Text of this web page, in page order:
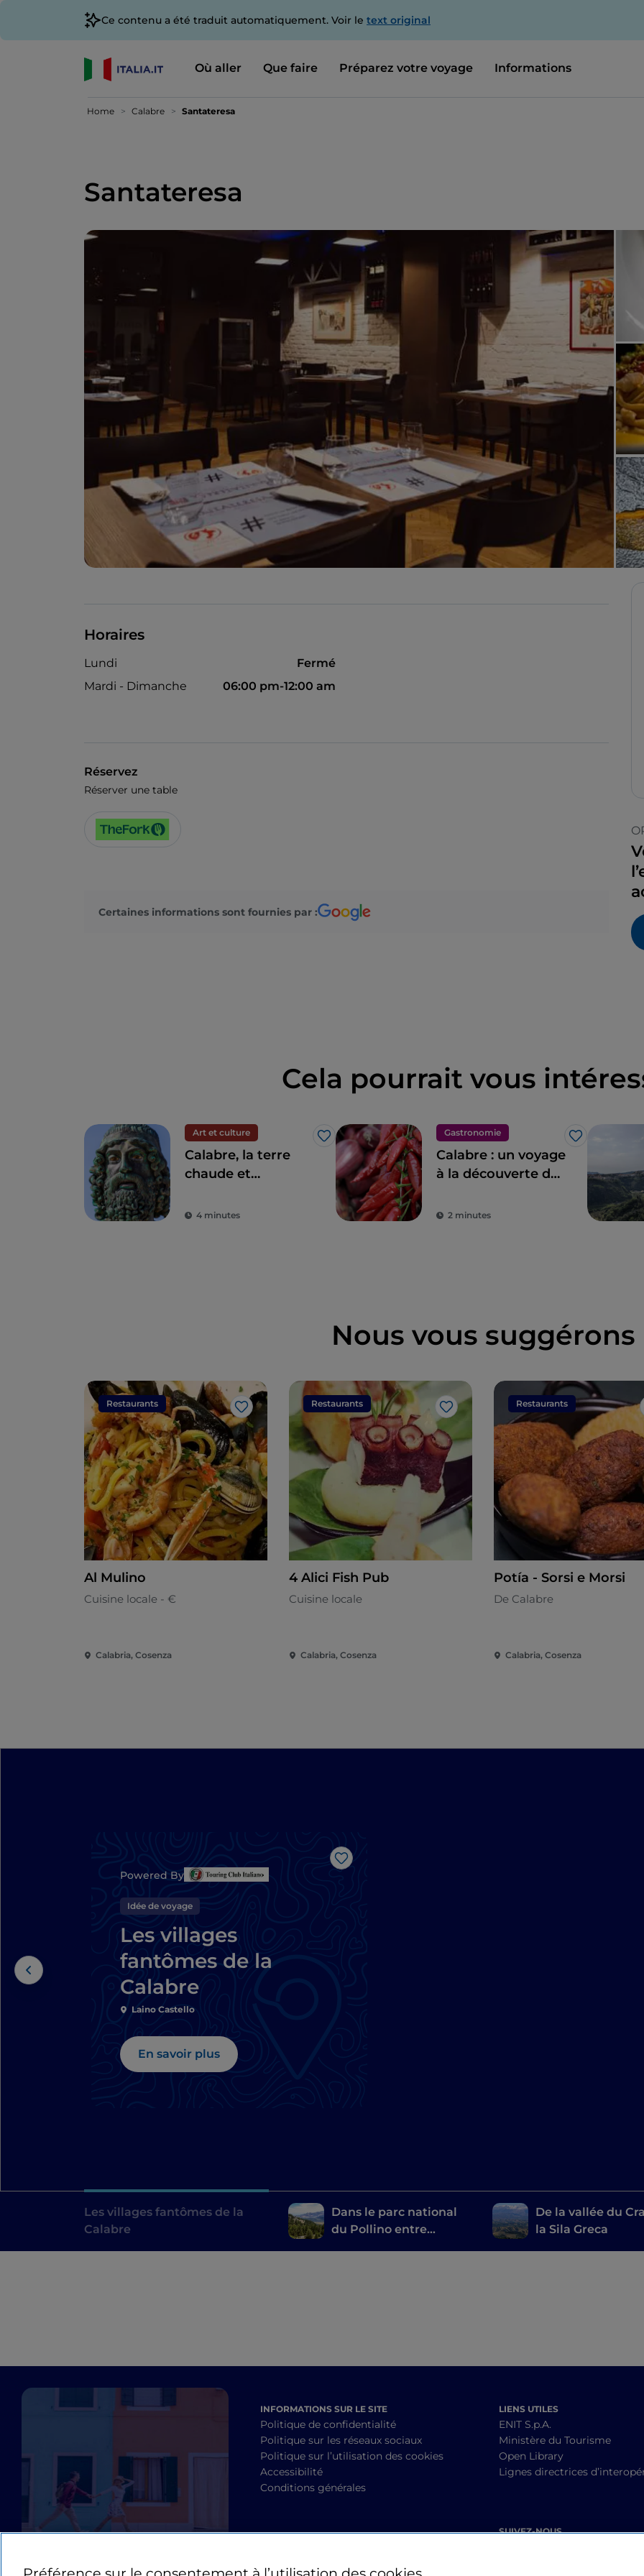
Ce contenu a été traduit automatiquement. Voir le text original
Où aller Que faire Préparez votre voyage Informations
Home Calabre Santateresa
Santateresa
Horaires
Lundi
Fermé
Mardi - Dimanche
06:00 pm-12:00 am
Réservez
Réserver une table
Certaines informations sont fournies par :
Cela pourrait vous
Art et culture
J’aime
Calabre, la terre
chaude et
bronzes de Riace
4 minutes
Gastronomie
J’aime
Calabre : un voyage
à la découverte de
des produits
2 minutes
Nous vous suggérons
Restaurants
J’aime
Al Mulino
Cuisine locale - €
Calabria, Cosenza
Restaurants
J’aime
4 Alici Fish Pub
Cuisine locale
Calabria, Cosenza
Restaurants
Potía - Sorsi e Morsi
De Calabre
Calabria, Cosenza
J’aime
Powered By
Idée de voyage
Les villages
fantômes de la
Calabre
Laino Castello
En savoir plus
Les villages fantômes de la
Calabre
Dans le parc national
du Pollino entre
De la vallée du
la Sila Greca
INFORMATIONS SUR LE SITE
Politique de confidentialité
Politique sur les réseaux sociaux
Politique sur l’utilisation des cookies
Accessibilité
Conditions générales
LIENS UTILES
ENIT S.p.A.
Ministère du Tourisme
Open Library
Lignes directrices
SUIVEZ-NOUS